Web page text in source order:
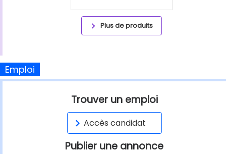
Plus de produits
Emploi
Trouver un emploi
Accès candidat
Publier une annonce